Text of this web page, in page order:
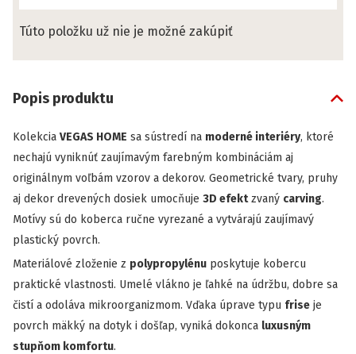
Túto položku už nie je možné zakúpiť
Popis produktu
Kolekcia VEGAS HOME sa sústredí na moderné interiéry, ktoré
nechajú vyniknúť zaujímavým farebným kombináciám aj
originálnym voľbám vzorov a dekorov. Geometrické tvary, pruhy
aj dekor drevených dosiek umocňuje 3D efektzvaný carving.
Motívy sú do koberca ručne vyrezané a vytvárajú zaujímavý
plastický povrch.
Materiálové zloženie z polypropylénu poskytuje kobercu
praktické vlastnosti. Umelé vlákno je ľahké na údržbu, dobre sa
čistí a odoláva mikroorganizmom. Vďaka úprave typu frise je
povrch mäkký na dotyk i došľap, vyniká dokonca luxusným
stupňom komfortu.